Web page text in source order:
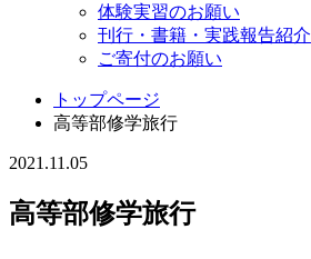
体験実習のお願い
刊行・書籍・実践報告紹介
ご寄付のお願い
トップページ
高等部修学旅行
2021.11.05
高等部修学旅行